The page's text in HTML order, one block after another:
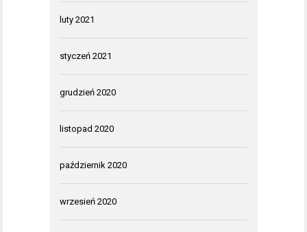
luty 2021
styczeń 2021
grudzień 2020
listopad 2020
październik 2020
wrzesień 2020